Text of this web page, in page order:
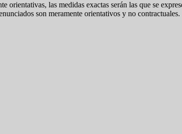
orientativas, las medidas exactas serán las que se
son meramente orientativos y no contractuales.